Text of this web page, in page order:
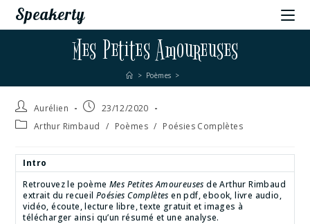
Speakerty
Mes Petites Amoureuses
> Poèmes >
Aurélien
23/12/2020
Arthur Rimbaud / Poèmes / Poésies Complètes
Intro
Retrouvez le poèmeMes Petites Amoureuses de Arthur Rimbaud
extrait du recueilPoésies Complètes en pdf, ebook, livre audio,
vidéo, écoute, lecture libre, texte gratuit et images à
télécharger ainsi qu’un résumé et une analyse.